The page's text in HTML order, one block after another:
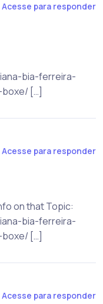
Acesse para responder
bia-ferreira-
[…]
Acesse para responder
on that Topic:
bia-ferreira-
[…]
Acesse para responder